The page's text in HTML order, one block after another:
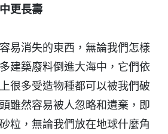
更長壽
易消失的東西，無論我們怎樣
建築廢料倒進大海中，它們依
很多受造物種都可以被我們破
雖然容易被人忽略和遺棄，即
粒，無論我們放在地球什麼角